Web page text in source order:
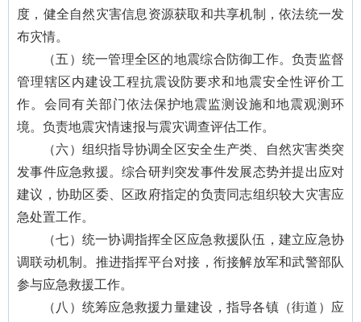
度，健全自然灾害信息资源获取和共享机制，依法统一发
布灾情。
（五）统一管理全区的地震综合防御工作。负责监督
管理辖区内建设工程抗震设防要求和地震安全性评价工
作。会同有关部门依法保护地震监测设施和地震观测环
境。负责地震灾情速报与震灾调查评估工作。
（六）组织指导协调全区安全生产类、自然灾害类突
发事件应急救援。综合研判突发事件发展态势并提出应对
建议，协助区委、区政府指定的负责同志组织较大灾害应
急处置工作。
（七）统一协调指挥全区应急救援队伍，建立应急协
调联动机制。推进指挥平台对接，衔接解放军和武警部队
参与应急救援工作。
（八）统筹应急救援力量建设，指导各镇（街道）应